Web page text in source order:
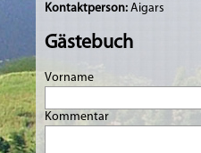
Kontaktperson: Aigars
Gästebuch
Vorname
Kommentar